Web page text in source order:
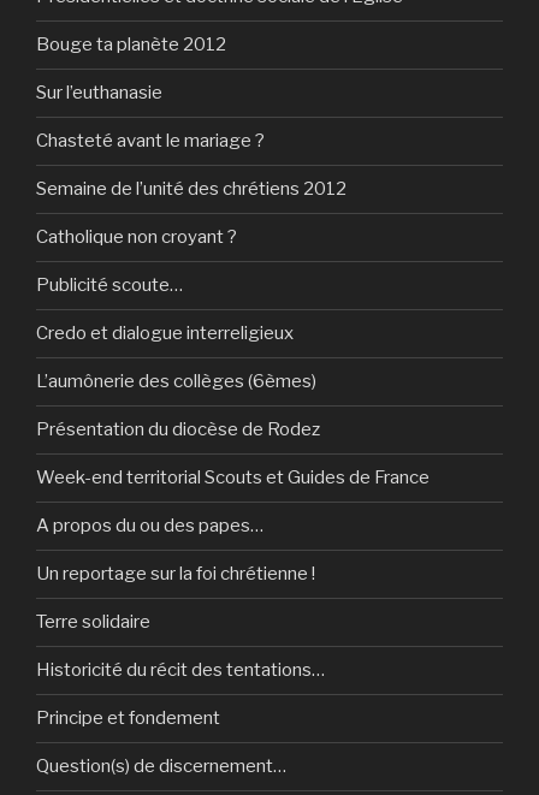
Bouge ta planète 2012
Sur l’euthanasie
Chasteté avant le mariage ?
Semaine de l’unité des chrétiens 2012
Catholique non croyant ?
Publicité scoute…
Credo et dialogue interreligieux
L’aumônerie des collèges (6èmes)
Présentation du diocèse de Rodez
Week-end territorial Scouts et Guides de France
A propos du ou des papes…
Un reportage sur la foi chrétienne !
Terre solidaire
Historicité du récit des tentations…
Principe et fondement
Question(s) de discernement…